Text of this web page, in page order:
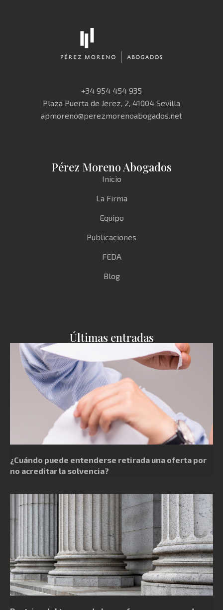
+34 954 454 935
Plaza Puerta de Jerez, 2, 41004 Sevilla
apmoreno@perezmorenoabogados.net
Pérez Moreno Abogados
Inicio
La Firma
Equipo
Publicaciones
FEDA
Blog
Últimas entradas
¿Cuándo puede entenderse retirada una oferta por
no acreditar la solvencia?